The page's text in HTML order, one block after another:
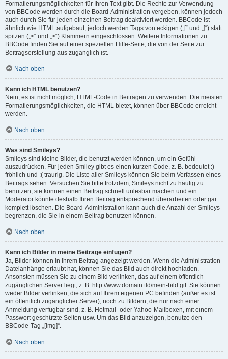
Formatierungsmöglichkeiten für Ihren Text gibt. Die Rechte zur Verwendung
von BBCode werden durch die Board-Administration vergeben, können jedoch
auch durch Sie für jeden einzelnen Beitrag deaktiviert werden. BBCode ist
ähnlich wie HTML aufgebaut, jedoch werden Tags von eckigen („[“ und „]“) statt
spitzen („<“ und „>“) Klammern eingeschlossen. Weitere Informationen zu
BBCode finden Sie auf einer speziellen Hilfe-Seite, die von der Seite zur
Beitragserstellung aus zugänglich ist.
Nach oben
Kann ich HTML benutzen?
Nein, es ist nicht möglich, HTML-Code in Beiträgen zu verwenden. Die meisten
Formatierungsmöglichkeiten, die HTML bietet, können über BBCode erreicht
werden.
Nach oben
Was sind Smileys?
Smileys sind kleine Bilder, die benutzt werden können, um ein Gefühl
auszudrücken. Für jeden Smiley gibt es einen kurzen Code, z. B. bedeutet :)
fröhlich und :( traurig. Die Liste aller Smileys können Sie beim Verfassen eines
Beitrags sehen. Versuchen Sie bitte trotzdem, Smileys nicht zu häufig zu
benutzen, sie können einen Beitrag schnell unlesbar machen und ein
Moderator könnte deshalb Ihren Beitrag entsprechend überarbeiten oder gar
komplett löschen. Die Board-Administration kann auch die Anzahl der Smileys
begrenzen, die Sie in einem Beitrag benutzen können.
Nach oben
Kann ich Bilder in meine Beiträge einfügen?
Ja, Bilder können in Ihrem Beitrag angezeigt werden. Wenn die Administration
Dateianhänge erlaubt hat, können Sie das Bild auch direkt hochladen.
Ansonsten müssen Sie zu einem Bild verlinken, das auf einem öffentlich
zugänglichen Server liegt, z. B. http://www.domain.tld/mein-bild.gif. Sie können
weder Bilder verlinken, die sich auf Ihrem eigenen PC befinden (außer es ist
ein öffentlich zugänglicher Server), noch zu Bildern, die nur nach einer
Anmeldung verfügbar sind, z. B. Hotmail- oder Yahoo-Mailboxen, mit einem
Passwort geschützte Seiten usw. Um das Bild anzuzeigen, benutze den
BBCode-Tag „[img]“.
Nach oben